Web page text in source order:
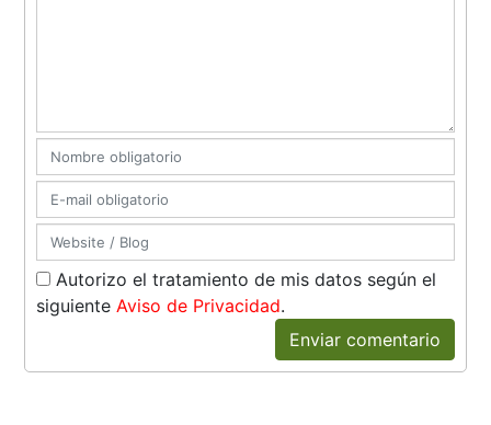
Autorizo el tratamiento de mis datos según el
siguienteAviso de Privacidad.
Enviar comentario